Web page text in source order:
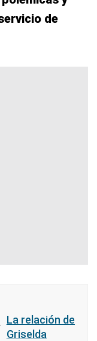
de
La relación de
Griselda